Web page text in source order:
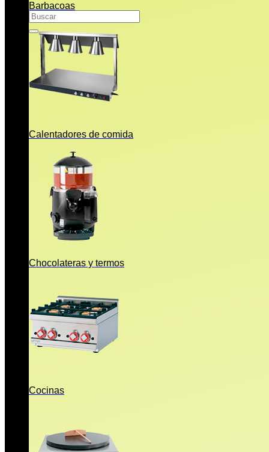
Buscar
por:
Barbacoas
Calentadores de comida
Chocolateras y termos
Cocinas